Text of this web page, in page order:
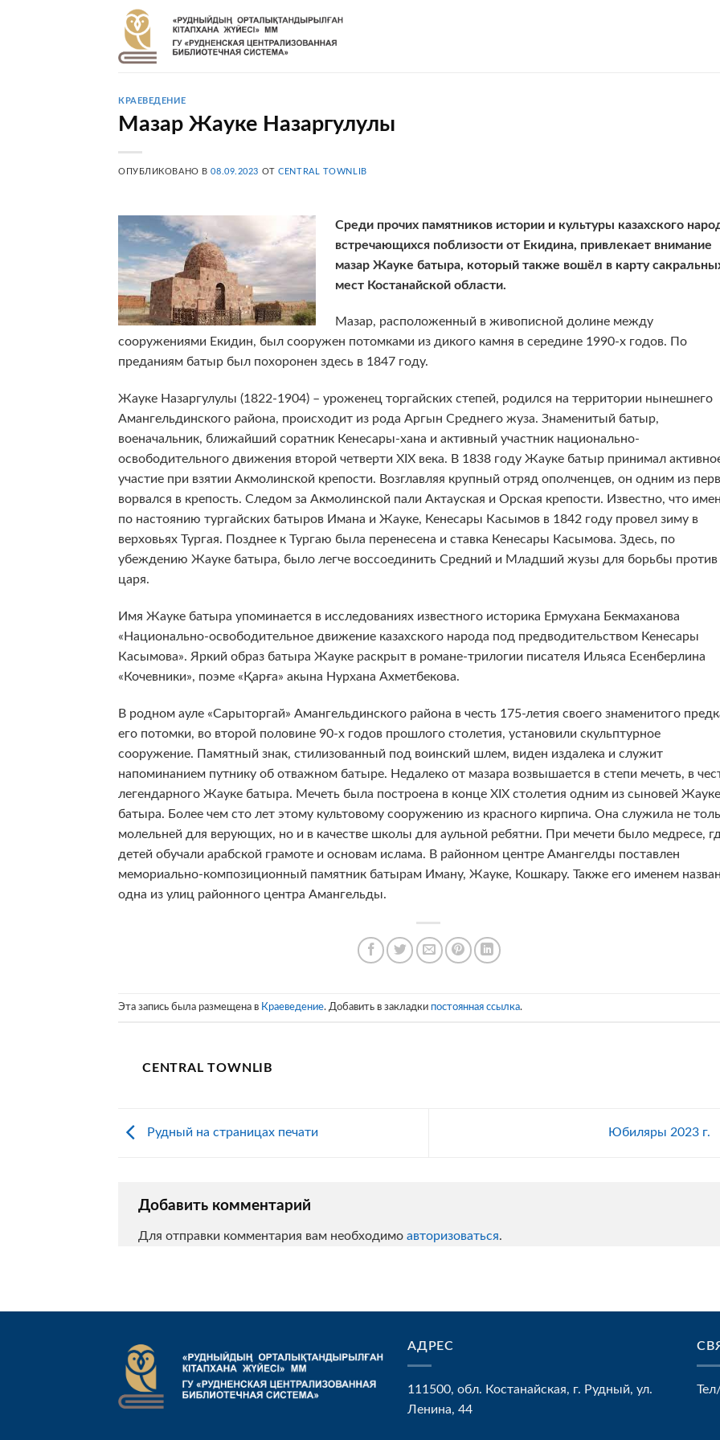
КРАЕВЕДЕНИЕ
Мазар Жауке Назаргулулы
ОПУБЛИКОВАНО В08.09.2023 ОТCENTRAL TOWNLIB
Среди прочих памятников истории и культуры казахского
встречающихся поблизости от Екидина, привлекает внимание
мазар Жауке батыра, который также вошёл в карту
мест Костанайской области.
Мазар, расположенный в живописной долине между
сооружениями Екидин, был сооружен потомками из дикого камня в середине 1990-х годов. По
преданиям батыр был похоронен здесь в 1847 году.
Жауке Назаргулулы (1822-1904) – уроженец торгайских степей, родился на территории нынешнего
Амангельдинского района, происходит из рода Аргын Среднего жуза. Знаменитый батыр,
военачальник, ближайший соратник Кенесары-хана и активный участник национально-
освободительного движения второй четверти XІX века. В 1838 году Жауке батыр принимал
участие при взятии Акмолинской крепости. Возглавляя крупный отряд ополченцев, он одним из
ворвался в крепость. Следом за Акмолинской пали Актауская и Орская крепости. Известно, что
по настоянию тургайских батыров Имана и Жауке, Кенесары Касымов в 1842 году провел зиму в
верховьях Тургая. Позднее к Тургаю была перенесена и ставка Кенесары Касымова. Здесь, по
убеждению Жауке батыра, было легче воссоединить Средний и Младший жузы для борьбы против
царя.
Имя Жауке батыра упоминается в исследованиях известного историка Ермухана Бекмаханова
«Национально-освободительное движение казахского народа под предводительством Кенесары
Касымова». Яркий образ батыра Жауке раскрыт в романе-трилогии писателя Ильяса Есенберлина
«Кочевники», поэме «Қарға» акына Нурхана Ахметбекова.
В родном ауле «Сарыторгай» Амангельдинского района в честь 175-летия своего знаменитого
его потомки, во второй половине 90-х годов прошлого столетия, установили скульптурное
сооружение. Памятный знак, стилизованный под воинский шлем, виден издалека и служит
напоминанием путнику об отважном батыре. Недалеко от мазара возвышается в степи мечеть, в
легендарного Жауке батыра. Мечеть была построена в конце XIX столетия одним из сыновей Жауке
батыра. Более чем сто лет этому культовому сооружению из красного кирпича. Она служила не
молельней для верующих, но и в качестве школы для аульной ребятни. При мечети было медресе,
детей обучали арабской грамоте и основам ислама. В районном центре Амангелды поставлен
мемориально-композиционный памятник батырам Иману, Жауке, Кошкару. Также его именем
одна из улиц районного центра Амангельды.
Эта запись была размещена в Краеведение. Добавить в закладки постоянная ссылка.
CENTRAL TOWNLIB
Рудный на страницах печати Юбиляры 2023 г.
Добавить комментарий
Для отправки комментария вам необходимо авторизоваться.
АДРЕС
111500, обл. Костанайская, г. Рудный, ул.
Ленина, 44